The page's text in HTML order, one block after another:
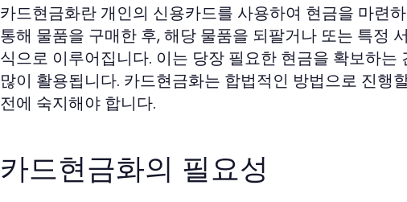
카드현금화란 개인의 신용카드를 사용하여 현금을 마련
통해 물품을 구매한 후, 해당 물품을 되팔거나 또는 특정
식으로 이루어집니다. 이는 당장 필요한 현금을 확보하
많이 활용됩니다. 카드현금화는 합법적인 방법으로 진행
전에 숙지해야 합니다.
카드현금화의 필요성